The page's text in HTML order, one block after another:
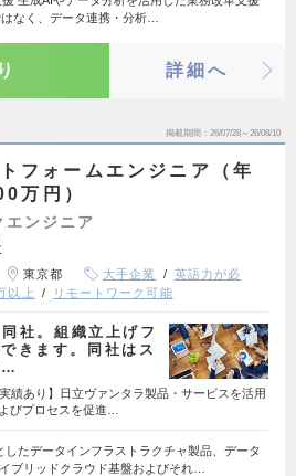
なく、データ連携・分析…
詳細へ
掲載期間 26/07/28～26/08/10
フォームエンジニア（年
万円）
エンジニア
東京都 大手企業
英語力が必
以上 リモートワーク可能
社。組織立上げフ
きます。同社はス
…
績あり】日立ヴァンタラ製品・サービスを活用
びプロセスを促進…
したデータインフラストラクチャ製品、データ
ブリッドクラウド基盤およびそれ…